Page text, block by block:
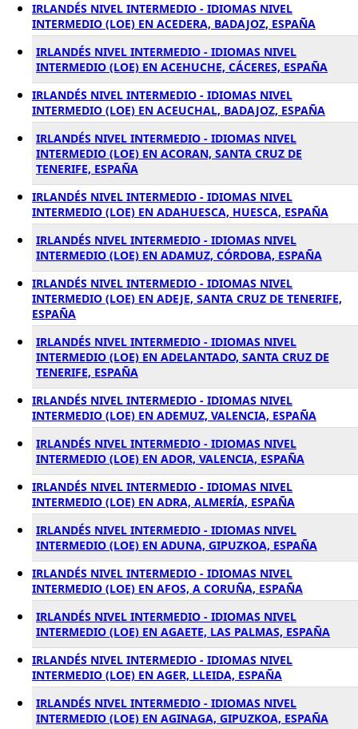
IRLANDÉS NIVEL INTERMEDIO - IDIOMAS NIVEL
INTERMEDIO (LOE) EN ACEDERA, BADAJOZ, ESPAÑA
IRLANDÉS NIVEL INTERMEDIO - IDIOMAS NIVEL
INTERMEDIO (LOE) EN ACEHUCHE, CÁCERES, ESPAÑA
IRLANDÉS NIVEL INTERMEDIO - IDIOMAS NIVEL
INTERMEDIO (LOE) EN ACEUCHAL, BADAJOZ, ESPAÑA
IRLANDÉS NIVEL INTERMEDIO - IDIOMAS NIVEL
INTERMEDIO (LOE) EN ACORAN, SANTA CRUZ DE
TENERIFE, ESPAÑA
IRLANDÉS NIVEL INTERMEDIO - IDIOMAS NIVEL
INTERMEDIO (LOE) EN ADAHUESCA, HUESCA, ESPAÑA
IRLANDÉS NIVEL INTERMEDIO - IDIOMAS NIVEL
INTERMEDIO (LOE) EN ADAMUZ, CÓRDOBA, ESPAÑA
IRLANDÉS NIVEL INTERMEDIO - IDIOMAS NIVEL
INTERMEDIO (LOE) EN ADEJE, SANTA CRUZ DE TENERIFE,
ESPAÑA
IRLANDÉS NIVEL INTERMEDIO - IDIOMAS NIVEL
INTERMEDIO (LOE) EN ADELANTADO, SANTA CRUZ DE
TENERIFE, ESPAÑA
IRLANDÉS NIVEL INTERMEDIO - IDIOMAS NIVEL
INTERMEDIO (LOE) EN ADEMUZ, VALENCIA, ESPAÑA
IRLANDÉS NIVEL INTERMEDIO - IDIOMAS NIVEL
INTERMEDIO (LOE) EN ADOR, VALENCIA, ESPAÑA
IRLANDÉS NIVEL INTERMEDIO - IDIOMAS NIVEL
INTERMEDIO (LOE) EN ADRA, ALMERÍA, ESPAÑA
IRLANDÉS NIVEL INTERMEDIO - IDIOMAS NIVEL
INTERMEDIO (LOE) EN ADUNA, GIPUZKOA, ESPAÑA
IRLANDÉS NIVEL INTERMEDIO - IDIOMAS NIVEL
INTERMEDIO (LOE) EN AFOS, A CORUÑA, ESPAÑA
IRLANDÉS NIVEL INTERMEDIO - IDIOMAS NIVEL
INTERMEDIO (LOE) EN AGAETE, LAS PALMAS, ESPAÑA
IRLANDÉS NIVEL INTERMEDIO - IDIOMAS NIVEL
INTERMEDIO (LOE) EN AGER, LLEIDA, ESPAÑA
IRLANDÉS NIVEL INTERMEDIO - IDIOMAS NIVEL
INTERMEDIO (LOE) EN AGINAGA, GIPUZKOA, ESPAÑA